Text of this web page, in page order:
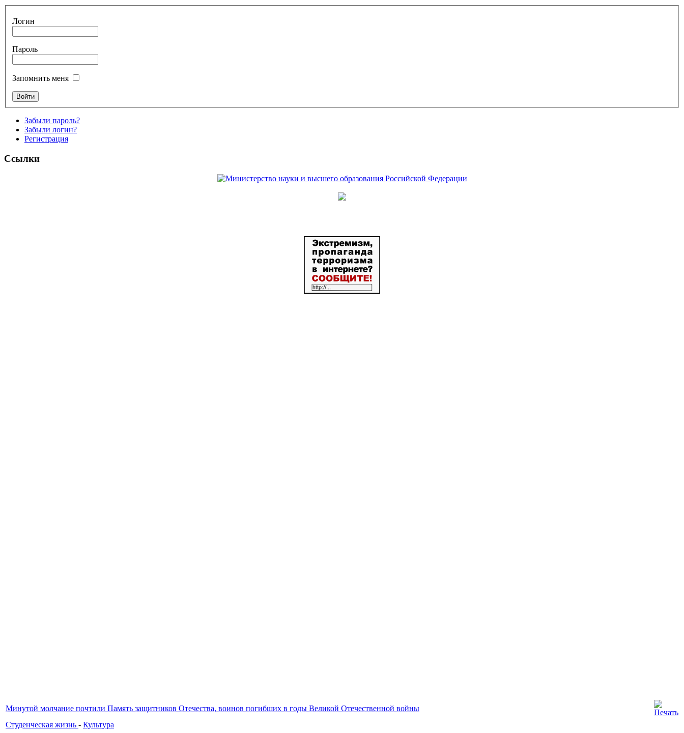
Логин
Пароль
Запомнить меня
Забыли пароль?
Забыли логин?
Регистрация
Ссылки
Минутой молчание почтили Память защитников Отечества, воинов погибших в годы Великой Отечественной войны
Студенческая жизнь - Культура